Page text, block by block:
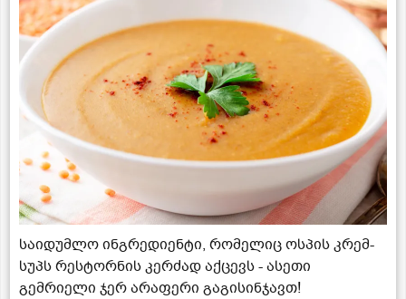
საიდუმლო ინგრედიენტი, რომელიც ოსპის კრემ-
სუპს რესტორნის კერძად აქცევს - ასეთი
გემრიელი ჯერ არაფერი გაგისინჯავთ!